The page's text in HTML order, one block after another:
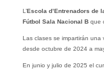
L’Escola d’Entrenadors de
Fútbol Sala Nacional Bque
Las clases se impartirán una
desde octubre de 2024 a
En junio y julio de 2025 el